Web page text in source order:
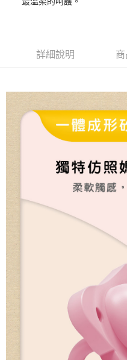
每筆NT$60，滿NT$490(含以
付款後全家取貨
每筆NT$60，滿NT$490(含以
7-11取貨付款
付款後7-11取貨
每筆NT$60，滿NT$490(含以
每筆NT$100，滿NT$690(含以
每筆NT$150，滿NT$2,000(含
詳細說明